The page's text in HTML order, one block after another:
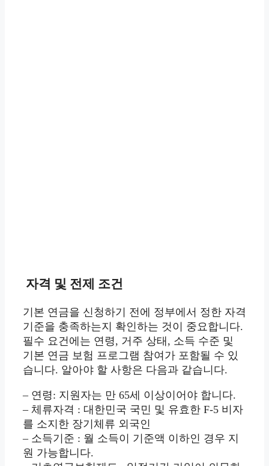
자격 및 전제 조건
기본 연금을 신청하기 전에 정부에서 정한 자격
기준을 충족하는지 확인하는 것이 중요합니다.
필수 요건에는 연령, 거주 상태, 소득 수준 및
기본 연금 보험 프로그램 참여가 포함될 수 있
습니다. 알아야 할 사항은 다음과 같습니다.
– 연령: 지원자는 만 65세 이상이어야 합니다.
– 체류자격 : 대한민국 국민 및 유효한 F-5 비자
를 소지한 장기체류 외국인
– 소득기준 : 월 소득이 기준액 이하인 경우 지
원 가능합니다.